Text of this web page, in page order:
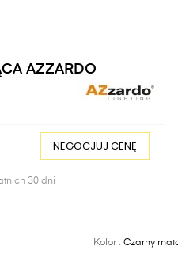
AZZARDO
NEGOCJUJ CENĘ
30 dni
Kolor :Czarny